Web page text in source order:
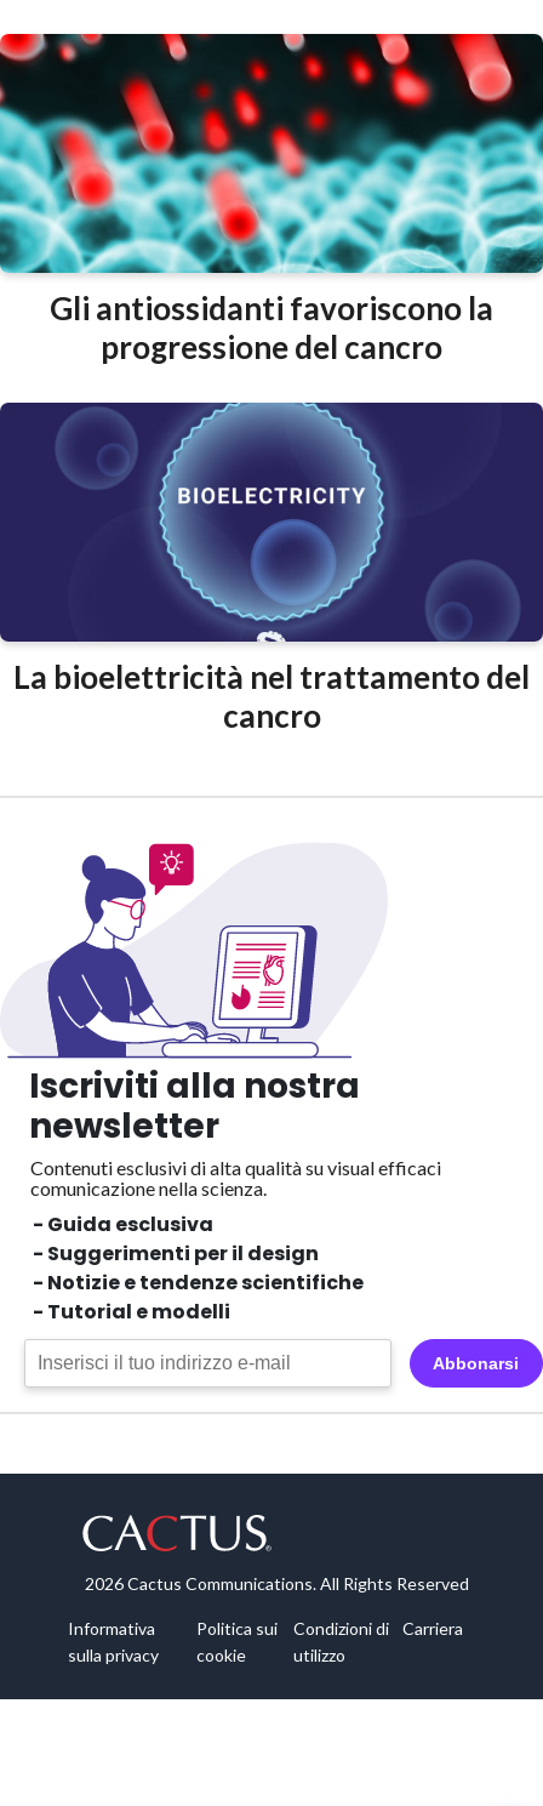
Gli antiossidanti favoriscono la
progressione del cancro
La bioelettricità nel trattamento del
cancro
Iscriviti alla nostra
newsletter
Contenuti esclusivi di alta qualità su visual efficaci
comunicazione nella scienza.
- Guida esclusiva
- Suggerimenti per il design
- Notizie e tendenze scientifiche
- Tutorial e modelli
Abbonarsi
2026 Cactus Communications. All Rights Reserved
Informativa
sulla privacy
Politica sui
cookie
Condizioni di
utilizzo
Carriera